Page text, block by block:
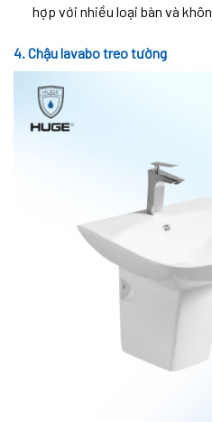
hợp với nhiều loại bàn và
4. Chậu lavabo treo tường